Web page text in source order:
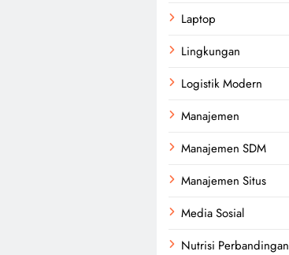
Laptop
Lingkungan
Logistik Modern
Manajemen
Manajemen SDM
Manajemen Situs
Media Sosial
Nutrisi Perbandingan